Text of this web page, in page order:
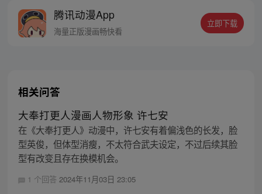
者卖报小郎君同名小说 QQ群号：
799493374
腾讯动漫App
海量正版漫画畅快看
立即下载
相关问答
大奉打更人漫画人物形象 许七安
在《大奉打更人》动漫中，许七安有着偏浅色的长发，脸
型英俊，但体型消瘦，不太符合武夫设定，不过后续其脸
型有改变且存在换模机会。
1 个回答 2024年11月03日 23:05